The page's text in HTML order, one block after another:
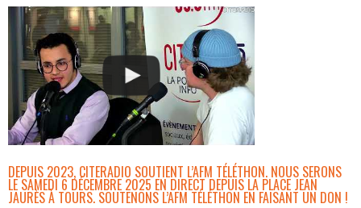
DEPUIS 2023, CITERADIO SOUTIENT L’AFM TÉLÉTHON. NOUS SERONS
LE SAMEDI 6 DÉCEMBRE 2025 EN DIRECT DEPUIS LA PLACE JEAN
JAURÈS À TOURS. SOUTENONS L’AFM TÉLÉTHON EN FAISANT UN DON !